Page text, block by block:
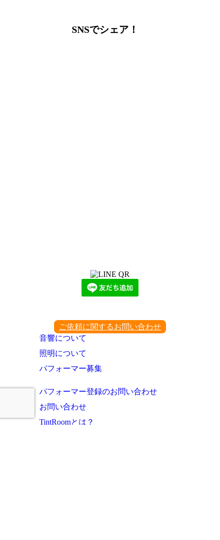
SNSでシェア！
ご依頼に関するお問い合わせ
音響について
照明について
パフォーマー募集
パフォーマー登録のお問い合わせ
お問い合わせ
TintRoomとは？